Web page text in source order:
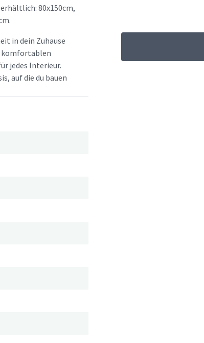
80x150cm,
in dein Zuhause
komfortablen
jedes Interieur.
auf die du bauen